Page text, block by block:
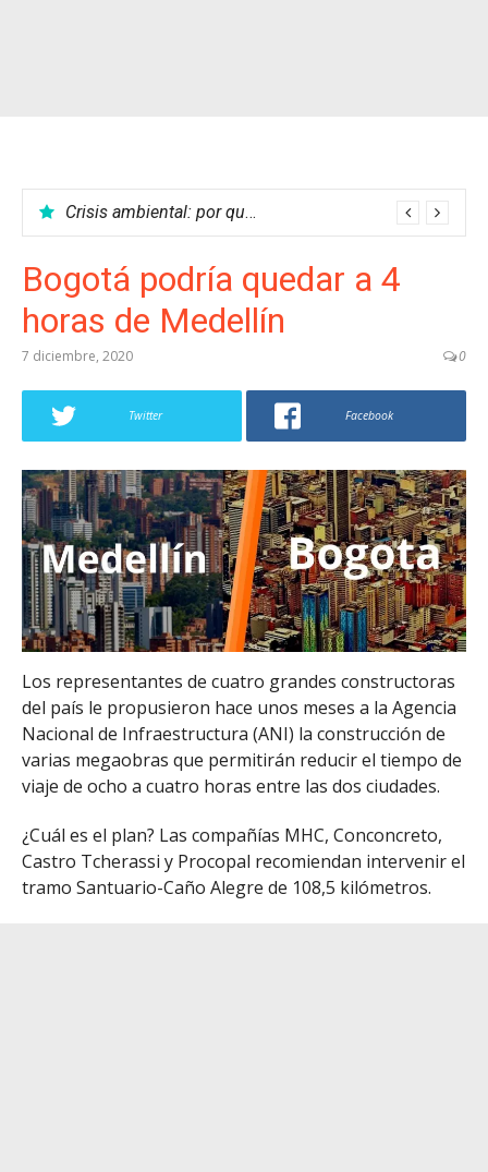
Crisis ambiental: por qué no podemos parar el calentamiento global
Bogotá podría quedar a 4
horas de Medellín
7 diciembre, 2020 0
Twitter Facebook
Los representantes de cuatro grandes constructoras
del país le propusieron hace unos meses a la Agencia
Nacional de Infraestructura (ANI) la construcción de
varias megaobras que permitirán reducir el tiempo de
viaje de ocho a cuatro horas entre las dos ciudades.
¿Cuál es el plan? Las compañías MHC, Conconcreto,
Castro Tcherassi y Procopal recomiendan intervenir el
tramo Santuario-Caño Alegre de 108,5 kilómetros.